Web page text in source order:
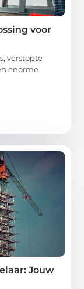
voor
verstopte
enorme
Jouw